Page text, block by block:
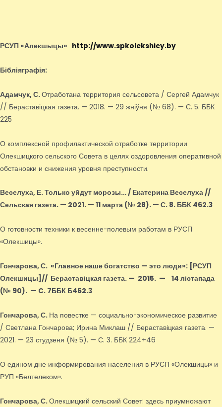
РСУП «Алекшыцы» http://www.spkolekshicy.by
Бібліяграфія:
Адамчук, С.Отработана территория сельсовета / Сергей Адамчук
// Бераставіцкая газета. — 2018. — 29 жніўня (№ 68). — С. 5. ББК
225
О комплексной профилактической отработке территории
Олекшицкого сельского Совета в целях оздоровления оперативной
обстановки и снижения уровня преступности.
Веселуха, Е.Только уйдут морозы… / Екатерина Веселуха //
Сельская газета. — 2021. — 11 марта (№ 28). — С. 8. ББК 462.3
О готовности техники к весенне-полевым работам в РУСП
«Олекшицы».
Гончарова, С. «Главное наше богатство — это люди»: [РСУП
Олекшицы] // Бераставіцкая газета. — 2015. — 14 лістапада
(№ 90). — C. 7ББК Б462.3
Гончарова, С. На повестке — социально-экономическое развитие
/ Светлана Гончарова; Ирина Миклаш // Бераставіцкая газета. —
2021. — 23 студзеня (№ 5). — С. 3. ББК 224+46
О едином дне информирования населения в РУСП «Олекшицы» и
РУП «Белтелеком».
Гончарова, С.Олекшицкий сельский Совет: здесь приумножают